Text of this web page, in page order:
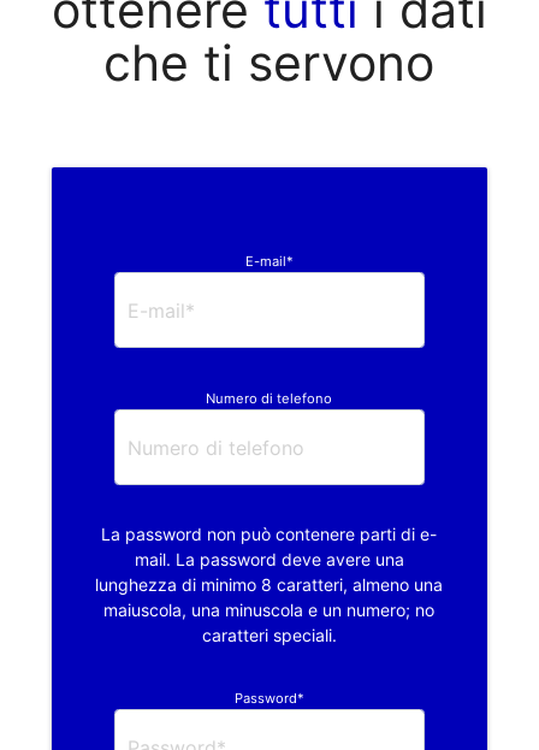
che ti servono
E-mail*
Numero di telefono
La password non può contenere parti di e-
mail. La password deve avere una
lunghezza di minimo 8 caratteri, almeno una
maiuscola, una minuscola e un numero; no
caratteri speciali.
Password*